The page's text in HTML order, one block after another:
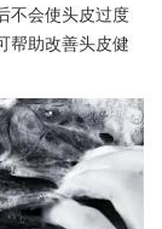
不会使头皮过度
帮助改善头皮健